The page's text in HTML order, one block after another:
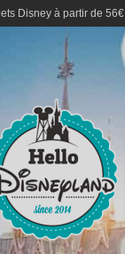
Disney à partir de 56€